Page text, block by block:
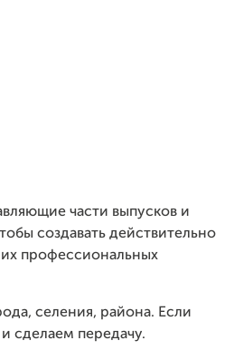
части выпусков и
создавать действительно
профессиональных
селения, района. Если
сделаем передачу.